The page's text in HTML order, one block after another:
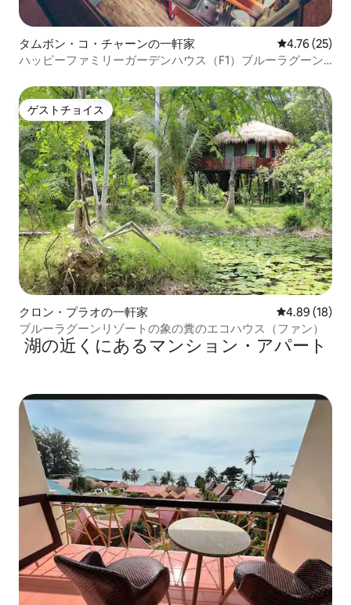
タムボン・コ・チャーンの一軒家 レビュー25
4.76 (25)
ハッピーファミリーガーデンハウス（F1）ブルーラグーン
ゲストチョイス
ゲストチョイス
クロン・プラオの一軒家 レビュー18
4.89 (18)
ブルーラグーンリゾートの象の糞のエコハウス（ファン）
湖の近くにあるマンション・アパート